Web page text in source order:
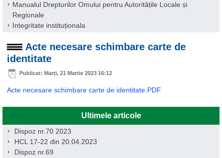
Manualul Drepturilor Omului pentru Autoritățile Locale și
Regionale
Integritate instituționala
Acte necesare schimbare carte de
identitate
Publicat: Marți, 21 Martie 2023 16:12
Acte necesare schimbare carte de identitate.PDF
Ultimele articole
Dispoz nr.70 2023
HCL 17-22 din 20.04.2023
Dispoz nr.69